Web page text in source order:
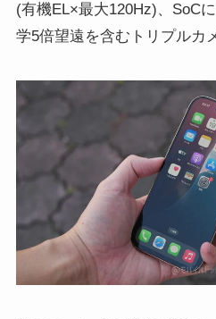
(有機EL×最大120Hz)、SoC
学5倍望遠を含むトリプルカ